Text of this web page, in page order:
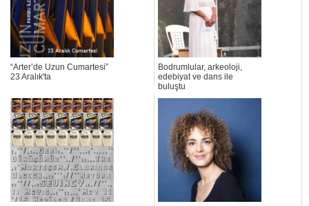
“Arter’de Uzun Cumartesi”
23 Aralık'ta
Bodrumlular, arkeoloji,
edebiyat ve dans ile
buluştu